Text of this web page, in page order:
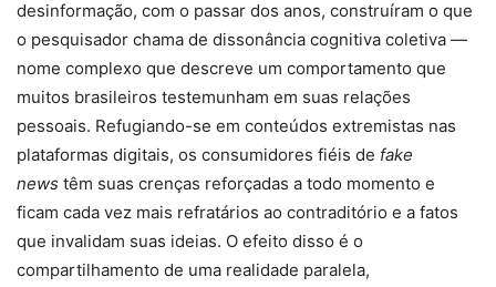
desinformação, com o passar dos anos, construíram o que
o pesquisador chama de dissonância cognitiva coletiva —
nome complexo que descreve um comportamento que
muitos brasileiros testemunham em suas relações
pessoais. Refugiando-se em conteúdos extremistas nas
plataformas digitais, os consumidores fiéis de fake
news têm suas crenças reforçadas a todo momento e
ficam cada vez mais refratários ao contraditório e a fatos
que invalidam suas ideias. O efeito disso é o
compartilhamento de uma realidade paralela,